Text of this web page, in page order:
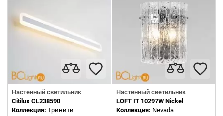
Настенный светильник
Citilux CL238590
Коллекция: Тринити
Настенный светильник
LOFT IT 10297W Nickel
Коллекция: Nevada